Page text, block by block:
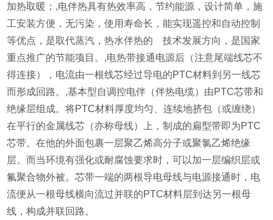
加热取暖；,电伴热具有热效率高，节约能源，设计简单，施
工安装方便，无污染，使用寿命长，能实现遥控和自动控制
等优点，是取代蒸汽，热水伴热的 技术发展方向，是国家
重点推广的节能项目。,电热带接通电源后（注意尾端线芯不
得连接），电流由一根线芯经过导电的PTC材料到另一线芯
而形成回路。,基本型自调控电伴（伴热电缆）由PTC芯带和
绝缘层组成。将PTC材料厚度均匀、连续地挤包（或缠绕）
在平行的金属线芯（亦称母线）上，制成的扁型带即为PTC
芯带。在他的外面包裹一层聚乙烯高分子或聚氯乙烯绝缘
层。而当环境有强化或耐腐蚀要求时，可以加一层编织层或
氟聚合物外被。芯带一端的两根导电母线与电源接通时，电
流便从一根母线横向流过并联的PTC材料层到达另一根母
线，构成并联回路。